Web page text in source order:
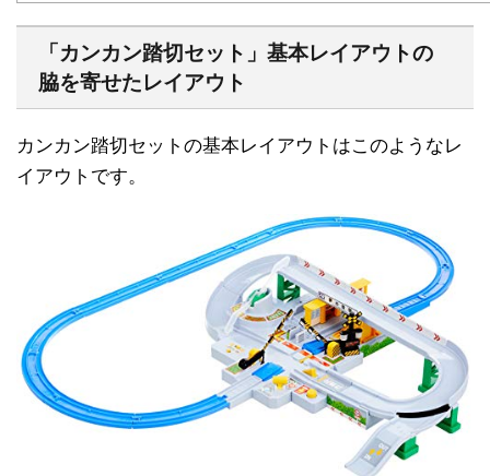
「カンカン踏切セット」基本レイアウトの
脇を寄せたレイアウト
カンカン踏切セットの基本レイアウトはこのようなレ
イアウトです。